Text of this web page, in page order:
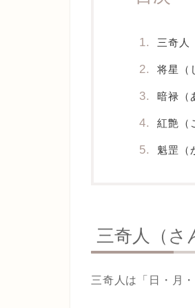
三奇人
将星（
暗禄（
紅艶（
魁罡（
三奇人（さ
三奇人は「日・月